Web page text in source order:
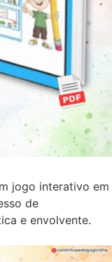
jogo interativo em
de
e envolvente.